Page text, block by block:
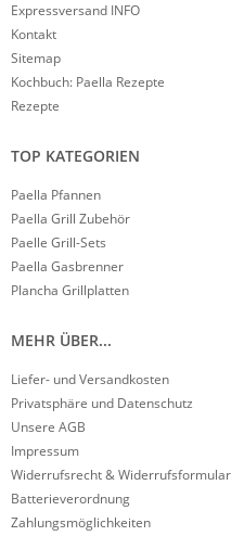
Expressversand INFO
Kontakt
Sitemap
Kochbuch: Paella Rezepte
Rezepte
TOP KATEGORIEN
Paella Pfannen
Paella Grill Zubehör
Paelle Grill-Sets
Paella Gasbrenner
Plancha Grillplatten
MEHR ÜBER...
Liefer- und Versandkosten
Privatsphäre und Datenschutz
Unsere AGB
Impressum
Widerrufsrecht & Widerrufsformular
Batterieverordnung
Zahlungsmöglichkeiten